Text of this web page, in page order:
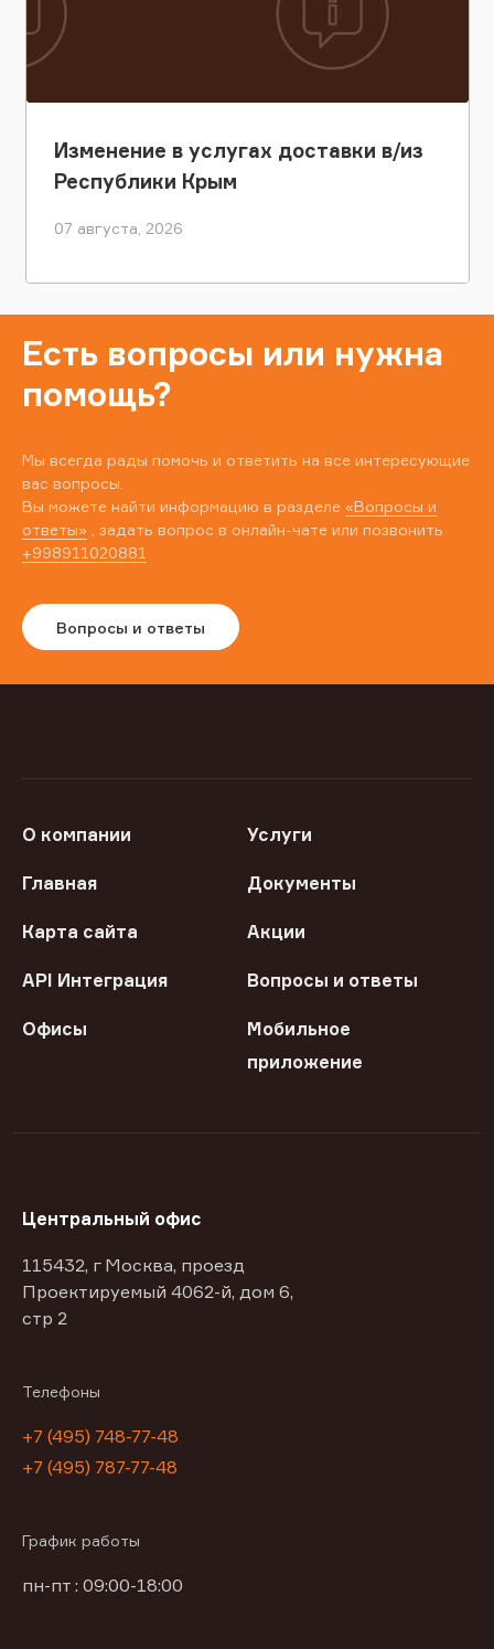
Изменение в услугах доставки в/из
Республики Крым
07 августа, 2026
Есть вопросы или нужна
помощь?
Мы всегда рады помочь и ответить на все интересующие
вас вопросы.
Вы можете найти информацию в разделе «Вопросы и
ответы» , задать вопрос в онлайн-чате или позвонить
+998911020881
Вопросы и ответы
О компании Услуги
Главная Документы
Карта сайта Акции
API Интеграция Вопросы и ответы
Офисы
Мобильное
приложение
Центральный офис
115432, г Москва, проезд
Проектируемый 4062-й, дом 6,
стр 2
Телефоны
+7 (495) 748-77-48
+7 (495) 787-77-48
График работы
пн-пт : 09:00-18:00